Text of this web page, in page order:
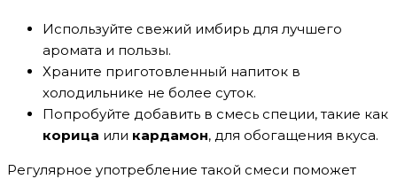
Используйте свежий имбирь для лучшего
аромата и пользы.
Храните приготовленный напиток в
холодильнике не более суток.
Попробуйте добавить в смесь специи, такие как
корица или кардамон, для обогащения вкуса.
Регулярное употребление такой смеси поможет